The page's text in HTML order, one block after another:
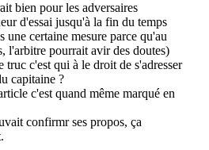
bien pour les adversaires
d'essai jusqu'à la fin du temps
une certaine mesure parce qu'au
l'arbitre pourrait avir des doutes)
truc c'est qui à le droit de s'adresser
capitaine ?
c'est quand même marqué en
confirmr ses propos, ça